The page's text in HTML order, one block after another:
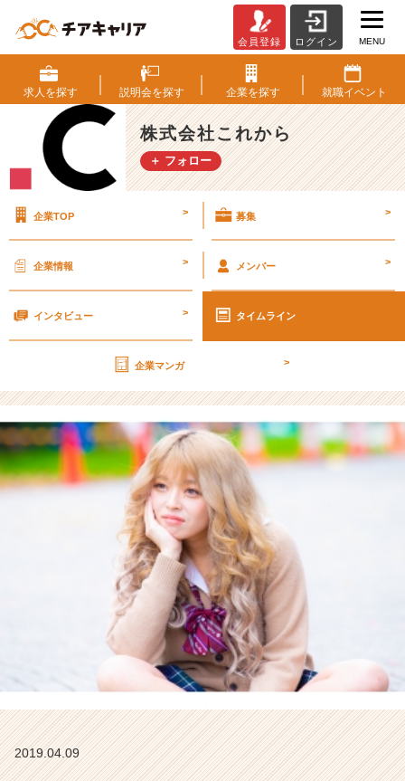
っ
ぱ
内
定
出
な
肩
し
う
と
こ
も
あ
り
二
匹
目
の
ど
じ
ス
タ
イ
ル
で
会員登録 ログイン MENU
求人を探す 説明会を探す 企業を探す 就職イベント
株式会社これから
＋ フォロー
企業TOP > 募集 >
企業情報 > メンバー >
インタビュー > タイムライン
企業マンガ >
2019.04.09